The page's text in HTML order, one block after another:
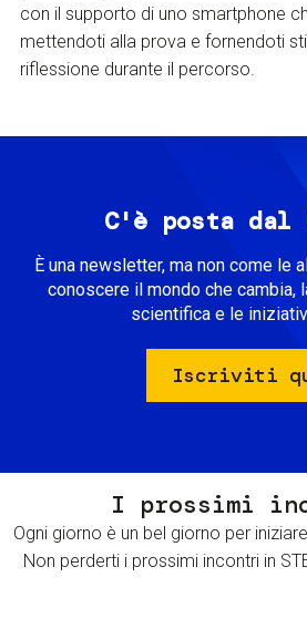
con il supporto di uno smartphone
mettendoti alla prova e fornendoti
riflessione durante il percorso.
C'è posta dal
È una newsletter, ma non come le
conoscere il mondo che cambia,
scientifica e le
Iscriviti
I prossimi
Ogni giorno è un bel giorno per
Non perderti i prossimi incontri in